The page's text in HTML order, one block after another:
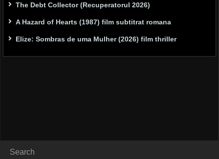
The Debt Collector (Recuperatorul 2026)
A Hazard of Hearts (1987) film subtitrat romana
Elize: Sombras de uma Mulher (2026) film thriller
Search